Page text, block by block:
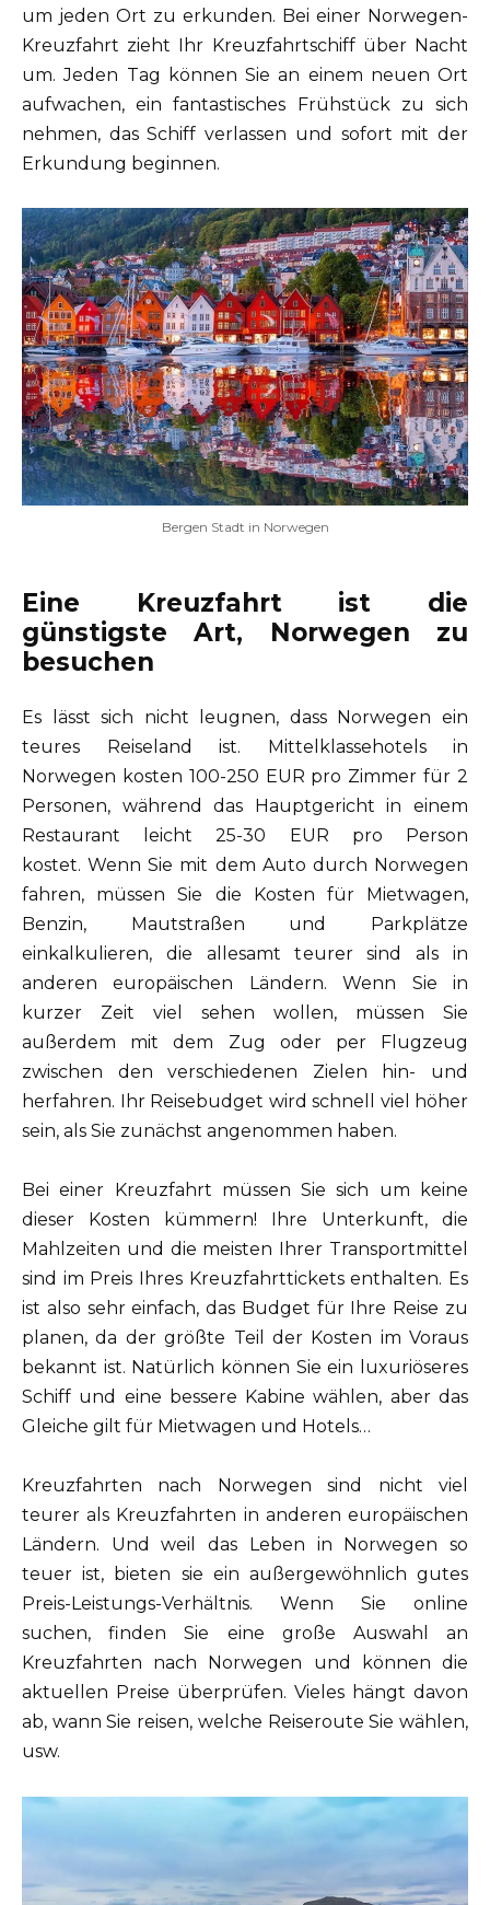
um jeden Ort zu erkunden. Bei einer Norwegen-
Kreuzfahrt zieht Ihr Kreuzfahrtschiff über Nacht
um. Jeden Tag können Sie an einem neuen Ort
aufwachen, ein fantastisches Frühstück zu sich
nehmen, das Schiff verlassen und sofort mit der
Erkundung beginnen.
Bergen Stadt in Norwegen
Eine Kreuzfahrt ist die
günstigste Art, Norwegen zu
besuchen
Es lässt sich nicht leugnen, dass Norwegen ein
teures Reiseland ist. Mittelklassehotels in
Norwegen kosten 100-250 EUR pro Zimmer für 2
Personen, während das Hauptgericht in einem
Restaurant leicht 25-30 EUR pro Person
kostet. Wenn Sie mit dem Auto durch Norwegen
fahren, müssen Sie die Kosten für Mietwagen,
Benzin, Mautstraßen und Parkplätze
einkalkulieren, die allesamt teurer sind als in
anderen europäischen Ländern. Wenn Sie in
kurzer Zeit viel sehen wollen, müssen Sie
außerdem mit dem Zug oder per Flugzeug
zwischen den verschiedenen Zielen hin- und
herfahren. Ihr Reisebudget wird schnell viel höher
sein, als Sie zunächst angenommen haben.
Bei einer Kreuzfahrt müssen Sie sich um keine
dieser Kosten kümmern! Ihre Unterkunft, die
Mahlzeiten und die meisten Ihrer Transportmittel
sind im Preis Ihres Kreuzfahrttickets enthalten. Es
ist also sehr einfach, das Budget für Ihre Reise zu
planen, da der größte Teil der Kosten im Voraus
bekannt ist. Natürlich können Sie ein luxuriöseres
Schiff und eine bessere Kabine wählen, aber das
Gleiche gilt für Mietwagen und Hotels…
Kreuzfahrten nach Norwegen sind nicht viel
teurer als Kreuzfahrten in anderen europäischen
Ländern. Und weil das Leben in Norwegen so
teuer ist, bieten sie ein außergewöhnlich gutes
Preis-Leistungs-Verhältnis. Wenn Sie online
suchen, finden Sie eine große Auswahl an
Kreuzfahrten nach Norwegen und können die
aktuellen Preise überprüfen. Vieles hängt davon
ab, wann Sie reisen, welche Reiseroute Sie wählen,
usw.